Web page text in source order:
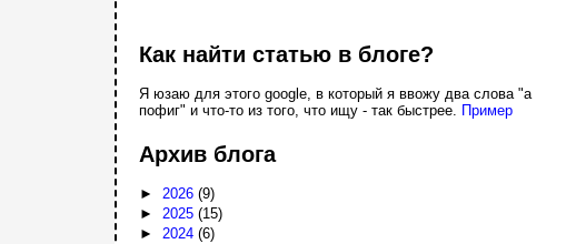
Как найти статью в блоге?
Я юзаю для этого google, в который я ввожу два слова "а
пофиг" и что-то из того, что ищу - так быстрее. Пример
Архив блога
► 2026(9)
► 2025(15)
►2024(6)